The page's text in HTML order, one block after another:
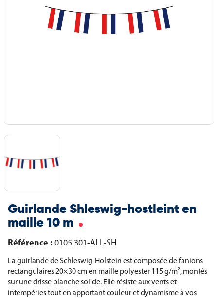
Guirlande Shleswig-hostleint en
maille 10 m
Référence : 0105.301-ALL-SH
La guirlande de Schleswig-Holstein est composée de fanions
rectangulaires 20×30 cm en maille polyester 115 g/m², montés
sur une drisse blanche solide. Elle résiste aux vents et
intempéries tout en apportant couleur et dynamisme à vos